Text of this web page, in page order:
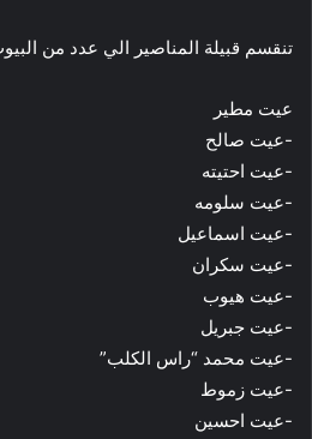
تنقسم قبيلة المناصير الي عدد من
عيت ﻣﻄﻴﺮ
-عيت صالح
-عيت احتيته
-عيت سلومه
-عيت اسماعيل
-عيت سكران
-عيت هيوب
-عيت جبريل
-عيت محمد “راس الكلب”
-عيت زموط
-عيت احسين